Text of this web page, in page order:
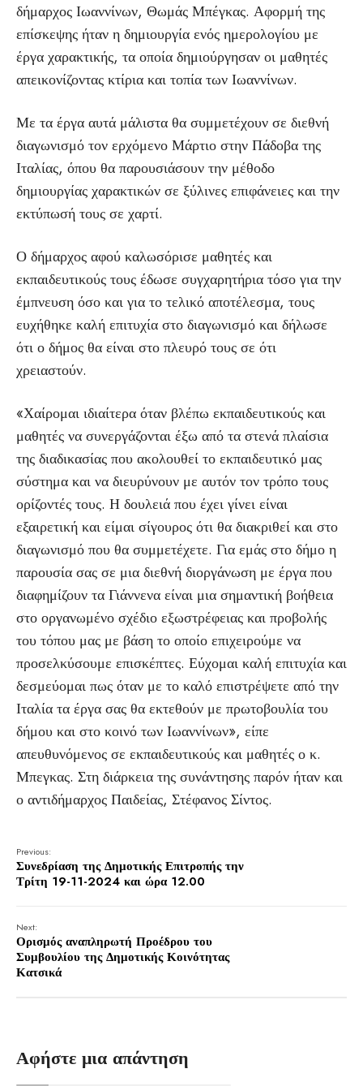
δήμαρχος Ιωαννίνων, Θωμάς Μπέγκας. Αφορμή της
επίσκεψης ήταν η δημιουργία ενός ημερολογίου με
έργα χαρακτικής, τα οποία δημιούργησαν οι μαθητές
απεικονίζοντας κτίρια και τοπία των Ιωαννίνων.
Με τα έργα αυτά μάλιστα θα συμμετέχουν σε διεθνή
διαγωνισμό τον ερχόμενο Μάρτιο στην Πάδοβα της
Ιταλίας, όπου θα παρουσιάσουν την μέθοδο
δημιουργίας χαρακτικών σε ξύλινες επιφάνειες και την
εκτύπωσή τους σε χαρτί.
Ο δήμαρχος αφού καλωσόρισε μαθητές και
εκπαιδευτικούς τους έδωσε συγχαρητήρια τόσο για την
έμπνευση όσο και για το τελικό αποτέλεσμα, τους
ευχήθηκε καλή επιτυχία στο διαγωνισμό και δήλωσε
ότι ο δήμος θα είναι στο πλευρό τους σε ότι
χρειαστούν.
«Χαίρομαι ιδιαίτερα όταν βλέπω εκπαιδευτικούς και
μαθητές να συνεργάζονται έξω από τα στενά πλαίσια
της διαδικασίας που ακολουθεί το εκπαιδευτικό μας
σύστημα και να διευρύνουν με αυτόν τον τρόπο τους
ορίζοντές τους. Η δουλειά που έχει γίνει είναι
εξαιρετική και είμαι σίγουρος ότι θα διακριθεί και στο
διαγωνισμό που θα συμμετέχετε. Για εμάς στο δήμο η
παρουσία σας σε μια διεθνή διοργάνωση με έργα που
διαφημίζουν τα Γιάννενα είναι μια σημαντική βοήθεια
στο οργανωμένο σχέδιο εξωστρέφειας και προβολής
του τόπου μας με βάση το οποίο επιχειρούμε να
προσελκύσουμε επισκέπτες. Εύχομαι καλή επιτυχία και
δεσμεύομαι πως όταν με το καλό επιστρέψετε από την
Ιταλία τα έργα σας θα εκτεθούν με πρωτοβουλία του
δήμου και στο κοινό των Ιωαννίνων», είπε
απευθυνόμενος σε εκπαιδευτικούς και μαθητές ο κ.
Μπεγκας. Στη διάρκεια της συνάντησης παρόν ήταν και
ο αντιδήμαρχος Παιδείας, Στέφανος Σίντος.
Previous:
Συνεδρίαση της Δημοτικής Επιτροπής την
Τρίτη 19-11-2024 και ώρα 12.00
Next:
Ορισμός αναπληρωτή Προέδρου του
Συμβουλίου της Δημοτικής Κοινότητας
Κατσικά
Αφήστε μια απάντηση